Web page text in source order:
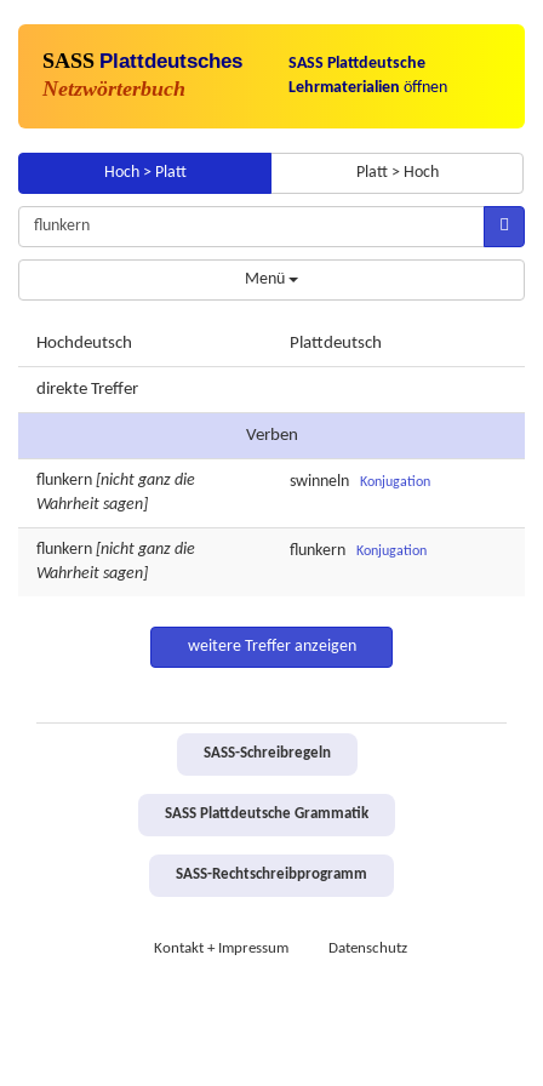
SASS Plattdeutsches
Netzwörterbuch
SASS Plattdeutsche
Lehrmaterialien öffnen
Hoch > Platt Platt > Hoch
Menü
Hochdeutsch Plattdeutsch
direkte Treffer
Verben
flunkern [nicht ganz die
Wahrheit sagen]
swinneln Konjugation
flunkern [nicht ganz die
Wahrheit sagen]
flunkern Konjugation
weitere Treffer anzeigen
SASS-Schreibregeln
SASS Plattdeutsche Grammatik
SASS-Rechtschreibprogramm
Kontakt + Impressum Datenschutz